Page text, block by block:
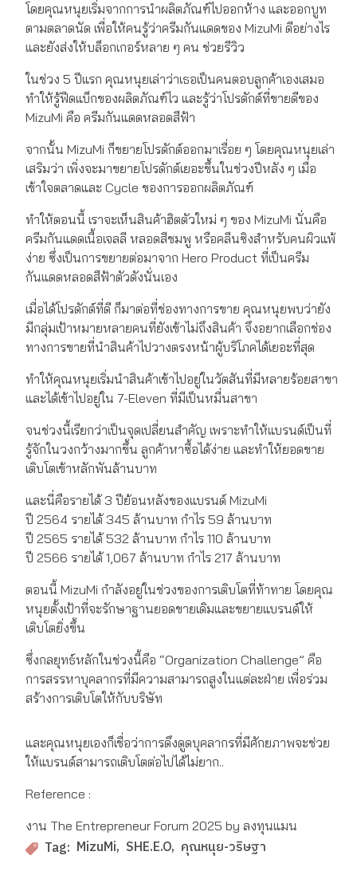
โดยคุณหนุยเริ่มจากการนำผลิตภัณฑ์ไปออกห้าง และออกบูท
ตามตลาดนัด เพื่อให้คนรู้ว่าครีมกันแดดของ MizuMi ดีอย่างไร
และยังส่งให้บล็อกเกอร์หลาย ๆ คน ช่วยรีวิว
ในช่วง 5 ปีแรก คุณหนุยเล่าว่าเธอเป็นคนตอบลูกค้าเองเสมอ
ทำให้รู้ฟีดแบ็กของผลิตภัณฑ์ไว และรู้ว่าโปรดักต์ที่ขายดีของ
MizuMi คือ ครีมกันแดดหลอดสีฟ้า
จากนั้น MizuMi ก็ขยายโปรดักต์ออกมาเรื่อย ๆ โดยคุณหนุยเล่า
เสริมว่า เพิ่งจะมาขยายโปรดักต์เยอะขึ้นในช่วงปีหลัง ๆ เมื่อ
เข้าใจตลาดและ Cycle ของการออกผลิตภัณฑ์
ทำให้ตอนนี้ เราจะเห็นสินค้าฮิตตัวใหม่ ๆ ของ MizuMi นั่นคือ
ครีมกันแดดเนื้อเจลลี หลอดสีชมพู หรือคลีนซิงสำหรับคนผิวแพ้
ง่าย ซึ่งเป็นการขยายต่อมาจาก Hero Product ที่เป็นครีม
กันแดดหลอดสีฟ้าตัวดังนั่นเอง
เมื่อได้โปรดักต์ที่ดี ก็มาต่อที่ช่องทางการขาย คุณหนุยพบว่ายัง
มีกลุ่มเป้าหมายหลายคนที่ยังเข้าไม่ถึงสินค้า จึงอยากเลือกช่อง
ทางการขายที่นำสินค้าไปวางตรงหน้าผู้บริโภคได้เยอะที่สุด
ทำให้คุณหนุยเริ่มนำสินค้าเข้าไปอยู่ในวัตสันที่มีหลายร้อยสาขา
และได้เข้าไปอยู่ใน 7-Eleven ที่มีเป็นหมื่นสาขา
จนช่วงนี้เรียกว่าเป็นจุดเปลี่ยนสำคัญ เพราะทำให้แบรนด์เป็นที่
รู้จักในวงกว้างมากขึ้น ลูกค้าหาซื้อได้ง่าย และทำให้ยอดขาย
เติบโตเข้าหลักพันล้านบาท
และนี่คือรายได้ 3 ปีย้อนหลังของแบรนด์ MizuMi
ปี 2564 รายได้ 345 ล้านบาท กำไร 59 ล้านบาท
ปี 2565 รายได้ 532 ล้านบาท กำไร 110 ล้านบาท
ปี 2566 รายได้ 1,067 ล้านบาท กำไร 217 ล้านบาท
ตอนนี้ MizuMi กำลังอยู่ในช่วงของการเติบโตที่ท้าทาย โดยคุณ
หนุยตั้งเป้าที่จะรักษาฐานยอดขายเดิมและขยายแบรนด์ให้
เติบโตยิ่งขึ้น
ซึ่งกลยุทธ์หลักในช่วงนี้คือ “Organization Challenge” คือ
การสรรหาบุคลากรที่มีความสามารถสูงในแต่ละฝ่าย เพื่อร่วม
สร้างการเติบโตให้กับบริษัท
และคุณหนุยเองก็เชื่อว่าการดึงดูดบุคลากรที่มีศักยภาพจะช่วย
ให้แบรนด์สามารถเติบโตต่อไปได้ไม่ยาก..
Reference :
งาน The Entrepreneur Forum 2025 by ลงทุนแมน
Tag: MizuMi SHE.E.O คุณหนุย-วริษฐา